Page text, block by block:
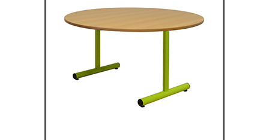
RM120 – Restauration
TABLES ET MANGE DEBOUT